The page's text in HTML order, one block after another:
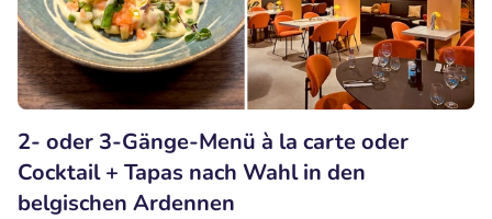
2- oder 3-Gänge-Menü à la carte oder
Cocktail + Tapas nach Wahl in den
belgischen Ardennen